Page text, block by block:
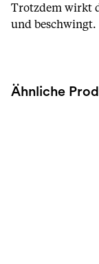
Trotzdem wirkt
und beschwingt.
Ähnliche